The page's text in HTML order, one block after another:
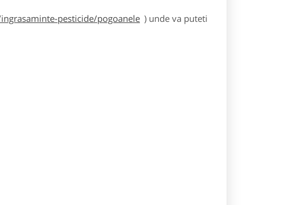
pesticide/pogoanele ) unde va puteti